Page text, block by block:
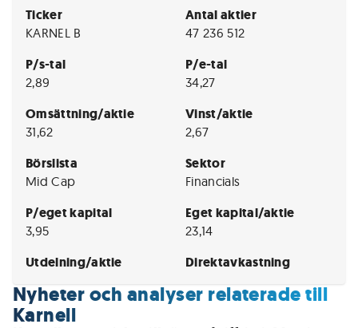
Ticker
KARNEL B
Antal aktier
47 236 512
P/s-tal
2,89
P/e-tal
34,27
Omsättning/aktie
31,62
Vinst/aktie
2,67
Börslista
Mid Cap
Sektor
Financials
P/eget kapital
3,95
Eget kapital/aktie
23,14
Utdelning/aktie Direktavkastning
Nyheter och analyser relaterade till
Karnell